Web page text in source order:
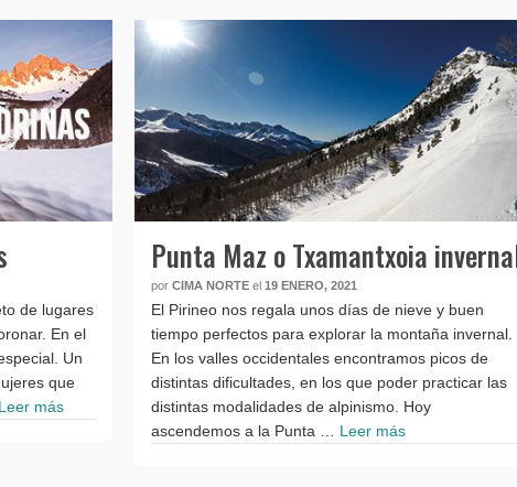
de lugares
En el
Un
que
Leer más
Punta Maz o Txamantxoia
por CIMA NORTE el 19 ENERO, 2021
El Pirineo nos regala unos días de nieve y buen
tiempo perfectos para explorar la montaña invernal.
En los valles occidentales encontramos picos de
distintas dificultades, en los que poder practicar las
distintas modalidades de alpinismo. Hoy
ascendemos a la Punta … Leer más